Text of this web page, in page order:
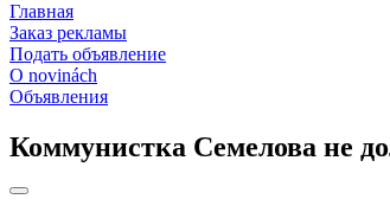
Главная
Заказ рекламы
Подать объявление
O novinách
Объявления
Коммунистка Семелова не